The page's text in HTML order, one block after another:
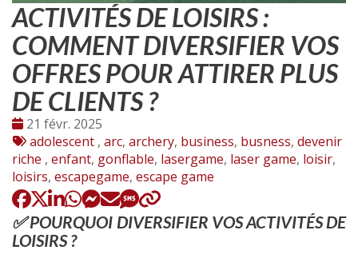
ACTIVITÉS DE LOISIRS :
COMMENT DIVERSIFIER VOS
OFFRES POUR ATTIRER PLUS
DE CLIENTS ?
Date
:
21 févr. 2025
Tags
:
adolescent , arc, archery, business, busness, devenir
riche , enfant, gonflable, lasergame, laser game, loisir,
loisirs, escapegame, escape game
✅ POURQUOI DIVERSIFIER VOS ACTIVITÉS DE
LOISIRS ?